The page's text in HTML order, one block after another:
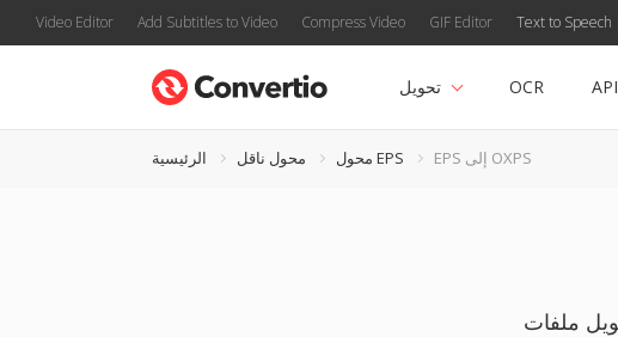
Video Editor Add Subtitles to Video Compress Video GIF Editor Text to Speech
تحويل OCR API
الرئيسية محول ناقل محول EPS EPS إلى OXPS